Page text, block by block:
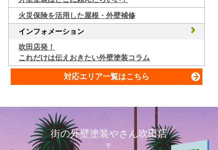
火災保険を活用した屋根・外壁補修
インフォメーション
吹田店発！
これだけは伝えおきたい外壁塗装コラム
対応エリア一覧はこちら
街の外壁塗装やさん吹田店
〒